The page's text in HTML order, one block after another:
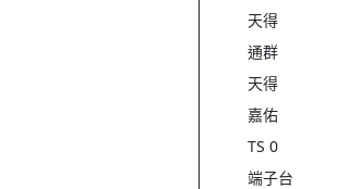
天得
通群
天得
嘉佑
TS 0
端子台